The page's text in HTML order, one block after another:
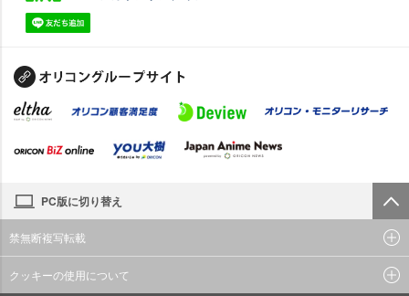
PC版に切り替え
禁無断複写転載
クッキーの使用について